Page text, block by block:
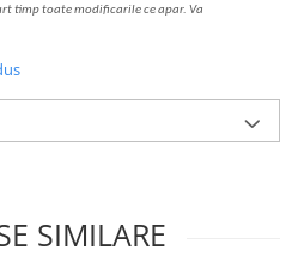
timp toate modificarile ce apar. Va
SIMILARE